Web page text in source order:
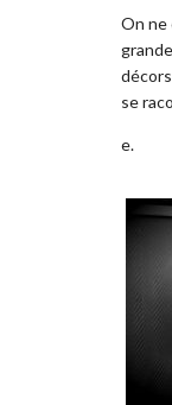
On ne
se
e.